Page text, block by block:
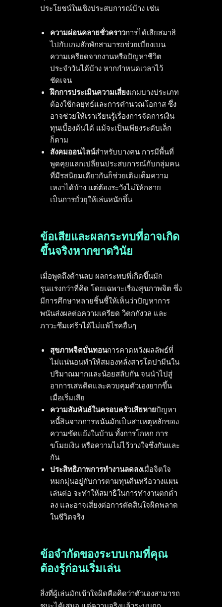
ประโยชน์ในเชิงประสบการณ์บ้าง เช่น
ความผ่อนคลายชั่วคราวการได้เสียสมาธิ
ไปกับเกมสักพักสามารถช่วยเบี่ยงเบน
ความเครียดจากงานหรือปัญหาชีวิต
ประจำวันได้บ้าง หากกำหนดเวลาไว้
ชัดเจน
ฝึกการประเมินความเสี่ยงเกมบางประเภท
ต้องใช้กลยุทธ์และการคำนวณโอกาส ซึ่ง
อาจช่วยให้เราเรียนรู้เรื่องการจัดการเงิน
ทุนเบื้องต้นได้ แม้จะเป็นเพียงระดับเล็ก
ก็ตาม
สังคมออนไลน์สำหรับบางคน การมีพื้นที่
พูดคุยแลกเปลี่ยนประสบการณ์กับกลุ่มคน
ที่มีรสนิยมเดียวกันก็ช่วยเติมเต็มความ
เหงาได้บ้าง แต่ต้องระวังไม่ให้กลาย
เป็นการยั่วยุให้เล่นหนักขึ้น
ข้อเสียและผลกระทบที่อาจเกิด
ขึ้นจริงหากขาดวินัย
เมื่อพูดถึงด้านลบ ผลกระทบที่เกิดขึ้นมัก
รุนแรงกว่าที่คิด โดยเฉพาะเรื่องสุขภาพจิต ซึ่ง
มีการศึกษาหลายชิ้นชี้ให้เห็นว่าปัญหาการ
พนันส่งผลต่อความเครียด วิตกกังวล และ
ภาวะซึมเศร้าได้ไม่แพ้โรคอื่นๆ
สุขภาพจิตบั่นทอนการคาดหวังผลลัพธ์ที่
ไม่แน่นอนทำให้สมองหลั่งสารโดปามีนใน
ปริมาณมากและน้อยสลับกัน จนนำไปสู่
อาการเสพติดและควบคุมตัวเองยากขึ้น
เมื่อเริ่มเสีย
ความสัมพันธ์ในครอบครัวเสียหายปัญหา
หนี้สินจากการพนันมักเป็นสาเหตุหลักของ
ความขัดแย้งในบ้าน ทั้งการโกหก การ
ขโมยเงิน หรือความไม่ไว้วางใจซึ่งกันและ
กัน
ประสิทธิภาพการทำงานลดลงเมื่อจิตใจ
หมกมุ่นอยู่กับการตามทุนคืนหรือวางแผน
เล่นต่อ จะทำให้สมาธิในการทำงานตกต่ำ
ลง และอาจเสี่ยงต่อการตัดสินใจผิดพลาด
ในชีวิตจริง
ข้อจำกัดของระบบเกมที่คุณ
ต้องรู้ก่อนเริ่มเล่น
สิ่งที่ผู้เล่นมักเข้าใจผิดคือคิดว่าตัวเองสามารถ